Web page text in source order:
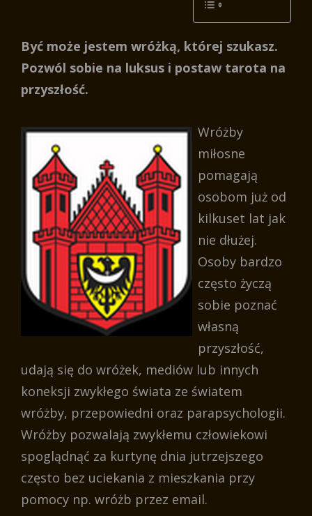
Być może jestem wróżką, której szukasz.
Pozwól sobie na luksus i postaw tarota na
przyszłość.
Wróżby
miłosne
pomagają
osobom już od
kilkuset lat jak
nie dłużej.
Osoby bardzo
często życzą
sobie poznać
własną
przyszłość,
udają się do wróżek, mediów lub innych
koneksji zwykłego świata ze światem
wróżby, przepowiedni oraz parapsychologii.
Wróżby pozwalają zwykłemu człowiekowi
spoglądnąć za kurtynę dnia jutrzejszego
często bez uciekania z mieszkania przy
pomocy np. wróżb przez email.